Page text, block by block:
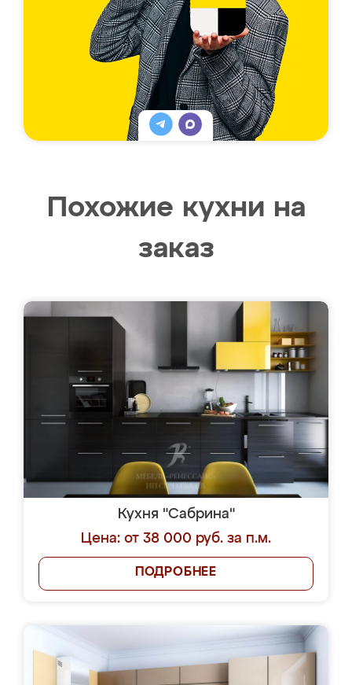
Похожие кухни на
заказ
Кухня "Сабрина"
Цена: от 38 000 руб. за п.м.
ПОДРОБНЕЕ